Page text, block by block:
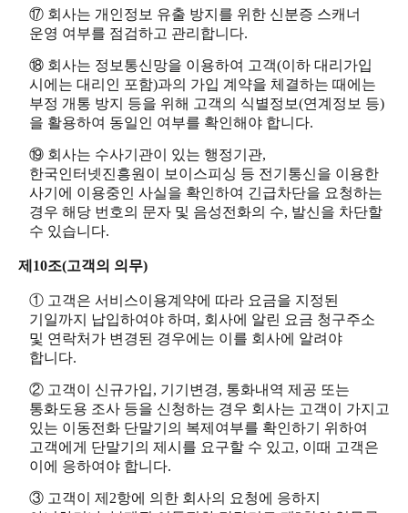
⑰ 회사는 개인정보 유출 방지를 위한 신분증 스캐너
운영 여부를 점검하고 관리합니다.
⑱ 회사는 정보통신망을 이용하여 고객(이하 대리가입
시에는 대리인 포함)과의 가입 계약을 체결하는 때에는
부정 개통 방지 등을 위해 고객의 식별정보(연계정보 등)
을 활용하여 동일인 여부를 확인해야 합니다.
⑲ 회사는 수사기관이 있는 행정기관,
한국인터넷진흥원이 보이스피싱 등 전기통신을 이용한
사기에 이용중인 사실을 확인하여 긴급차단을 요청하는
경우 해당 번호의 문자 및 음성전화의 수, 발신을 차단할
수 있습니다.
제10조(고객의 의무)
① 고객은 서비스이용계약에 따라 요금을 지정된
기일까지 납입하여야 하며, 회사에 알린 요금 청구주소
및 연락처가 변경된 경우에는 이를 회사에 알려야
합니다.
② 고객이 신규가입, 기기변경, 통화내역 제공 또는
통화도용 조사 등을 신청하는 경우 회사는 고객이 가지고
있는 이동전화 단말기의 복제여부를 확인하기 위하여
고객에게 단말기의 제시를 요구할 수 있고, 이때 고객은
이에 응하여야 합니다.
③ 고객이 제2항에 의한 회사의 요청에 응하지